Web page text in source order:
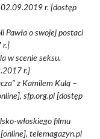
02.09.2019 r. [dostęp
Pawła o swojej postaci
r.]
w scenie seksu.
r.]
z Kamilem Kulą –
sfp.org.pl [dostęp
włoskiego filmu
telemagazyn.pl